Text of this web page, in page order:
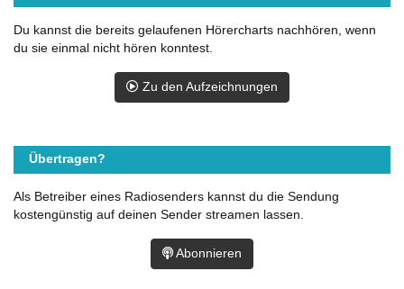
Du kannst die bereits gelaufenen Hörercharts nachhören, wenn
du sie einmal nicht hören konntest.
Zu den Aufzeichnungen
Übertragen?
Als Betreiber eines Radiosenders kannst du die Sendung
kostengünstig auf deinen Sender streamen lassen.
Abonnieren